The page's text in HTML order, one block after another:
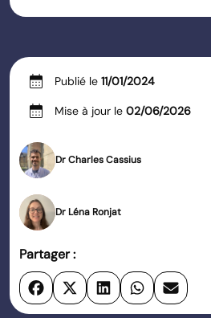
calendar_month Publié le 11/01/2024
calendar_month Mise à jour le 02/06/2026
Dr Charles Cassius
Dr Léna Ronjat
Partager :